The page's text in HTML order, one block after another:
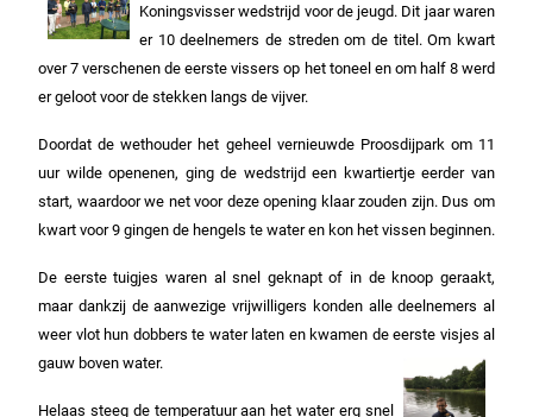
Koningsvisser wedstrijd voor de jeugd. Dit jaar waren
er 10 deelnemers de streden om de titel. Om kwart
over 7 verschenen de eerste vissers op het toneel en om half 8 werd
er geloot voor de stekken langs de vijver.
Doordat de wethouder het geheel vernieuwde Proosdijpark om 11
uur wilde openenen, ging de wedstrijd een kwartiertje eerder van
start, waardoor we net voor deze opening klaar zouden zijn. Dus om
kwart voor 9 gingen de hengels te water en kon het vissen beginnen.
De eerste tuigjes waren al snel geknapt of in de knoop geraakt,
maar dankzij de aanwezige vrijwilligers konden alle deelnemers al
weer vlot hun dobbers te water laten en kwamen de eerste visjes al
gauw boven water.
Helaas steeg de temperatuur aan het water erg snel